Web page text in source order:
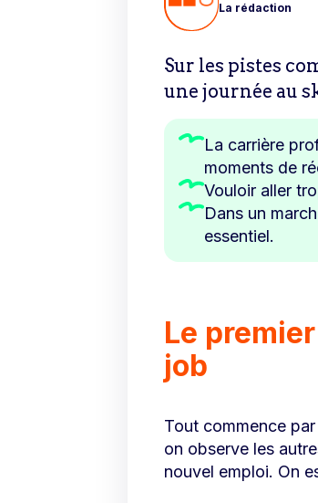
La rédaction
Sur les pistes
une journée au
La carrière
moments de
Vouloir aller
Dans un
essentiel.
Le
job
Tout commence
on observe les
nouvel emploi. On